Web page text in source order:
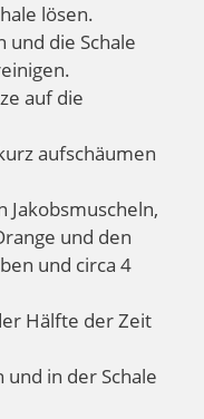
lösen.
und die Schale
auf die
aufschäumen
Jakobsmuscheln,
und den
und circa 4
Hälfte der Zeit
und in der Schale